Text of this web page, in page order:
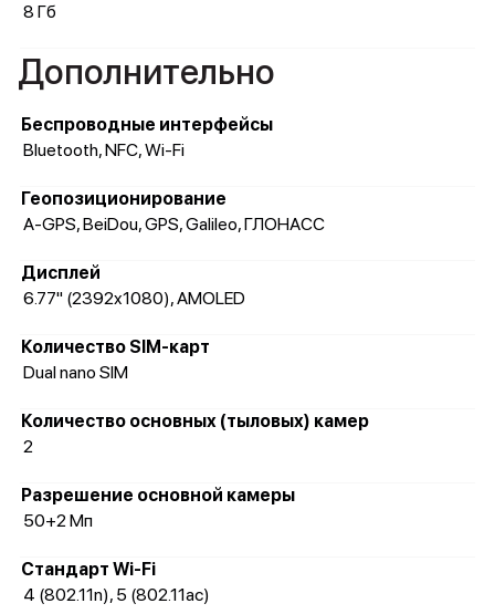
8 Гб
Дополнительно
Беспроводные интерфейсы
Bluetooth, NFC, Wi-Fi
Геопозиционирование
A-GPS, BeiDou, GPS, Galileo, ГЛОНАСС
Дисплей
6.77" (2392x1080), AMOLED
Количество SIM-карт
Dual nano SIM
Количество основных (тыловых) камер
2
Разрешение основной камеры
50+2 Мп
Стандарт Wi-Fi
4 (802.11n), 5 (802.11ac)